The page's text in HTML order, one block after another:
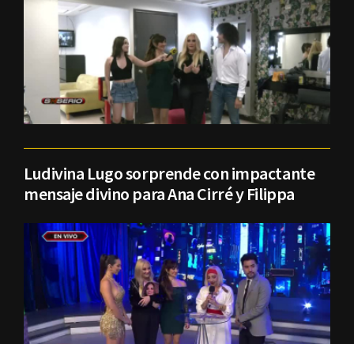
Ludivina Lugo sorprende con impactante
mensaje divino para Ana Cirré y Filippa